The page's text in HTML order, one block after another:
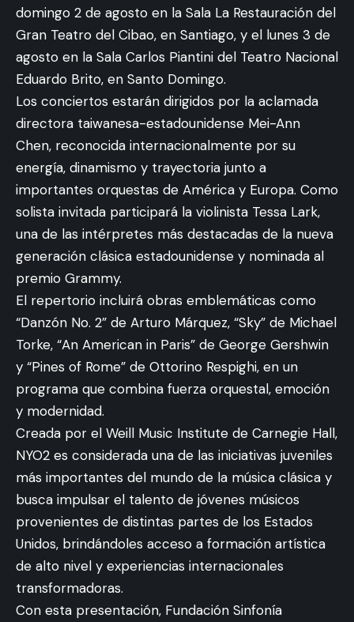
domingo 2 de agosto en la Sala La Restauración del
Gran Teatro del Cibao, en Santiago, y el lunes 3 de
agosto en la Sala Carlos Piantini del Teatro Nacional
Eduardo Brito, en Santo Domingo.
Los conciertos estarán dirigidos por la aclamada
directora taiwanesa-estadounidense Mei-Ann
Chen, reconocida internacionalmente por su
energía, dinamismo y trayectoria junto a
importantes orquestas de América y Europa. Como
solista invitada participará la violinista Tessa Lark,
una de las intérpretes más destacadas de la nueva
generación clásica estadounidense y nominada al
premio Grammy.
El repertorio incluirá obras emblemáticas como
“Danzón No. 2” de Arturo Márquez, “Sky” de Michael
Torke, “An American in Paris” de George Gershwin
y “Pines of Rome” de Ottorino Respighi, en un
programa que combina fuerza orquestal, emoción
y modernidad.
Creada por el Weill Music Institute de Carnegie Hall,
NYO2 es considerada una de las iniciativas juveniles
más importantes del mundo de la música clásica y
busca impulsar el talento de jóvenes músicos
provenientes de distintas partes de los Estados
Unidos, brindándoles acceso a formación artística
de alto nivel y experiencias internacionales
transformadoras.
Con esta presentación, Fundación Sinfonía